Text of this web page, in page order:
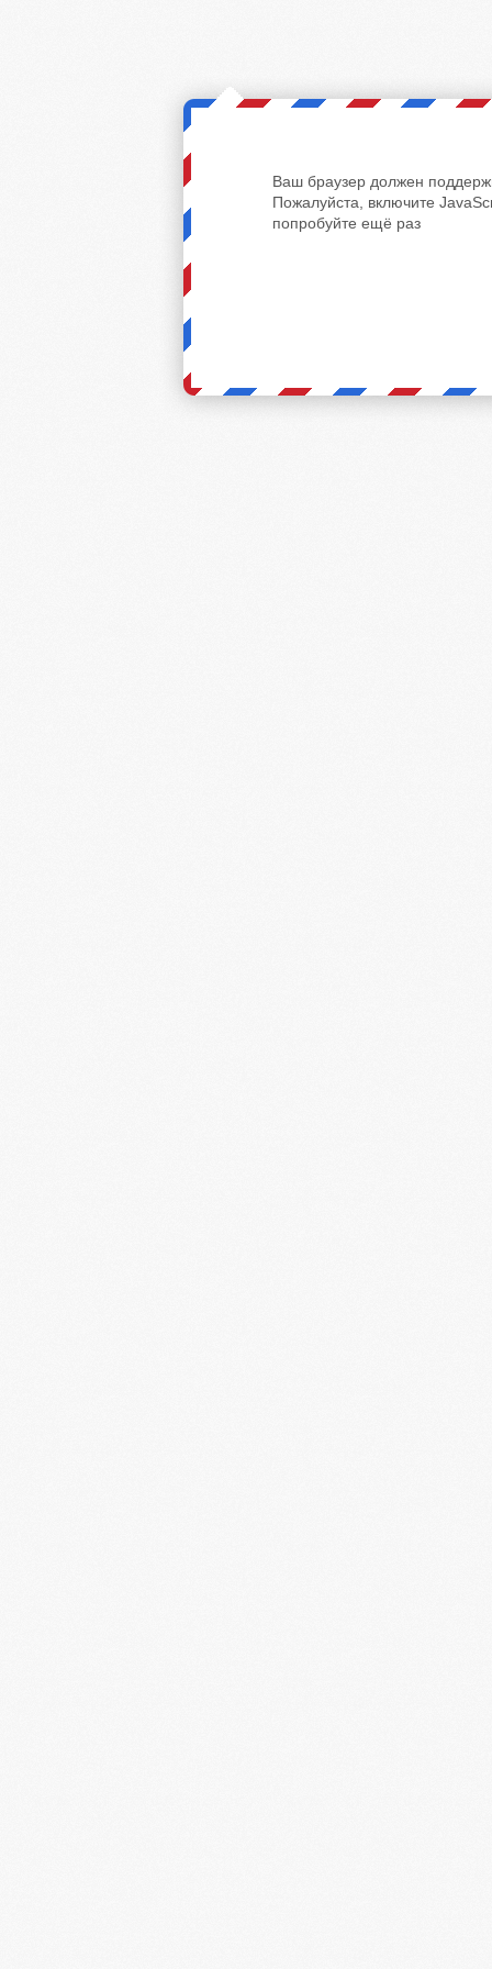
Ваш браузер должен
Пожалуйста, включите
попробуйте ещё раз